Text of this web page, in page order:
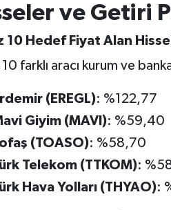
ve Getiri
10 Hedef Fiyat Alan
10 farklı aracı kurum ve
(EREGL): %122,77
Giyim (MAVI): %59,40
(TOASO): %58,70
Telekom (TTKOM):
Hava Yolları (THYAO):